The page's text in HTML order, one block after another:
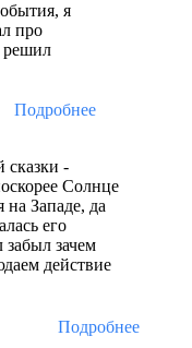
я
про
решил
Подробнее
сказки -
Солнце
на Западе, да
его
забыл зачем
действие
Подробнее